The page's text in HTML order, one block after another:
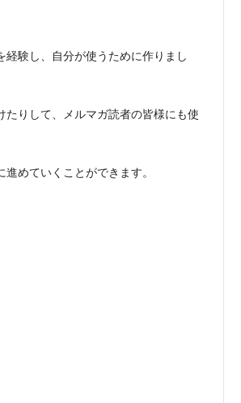
験し、自分が使うために作りまし
りして、メルマガ読者の皆様にも使
めていくことができます。